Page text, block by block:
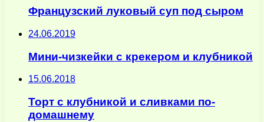
Французский луковый суп под сыром
24.06.2019
Мини-чизкейки с крекером и клубникой
15.06.2018
Торт с клубникой и сливками по-
домашнему